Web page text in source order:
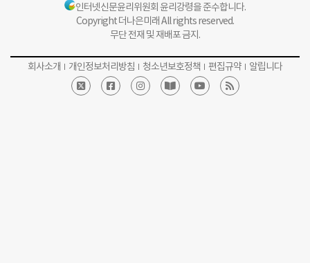
인터넷신문윤리위원회 윤리강령을 준수합니다.
Copyright 더나은미래 All rights reserved.
무단 전재 및 재배포 금지.
회사소개 개인정보처리방침 청소년보호정책 편집규약 알립니다